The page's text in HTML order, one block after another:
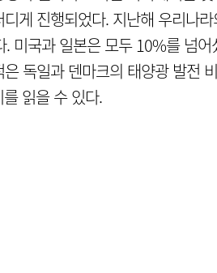
게 진행되었다. 지난해 우리나
미국과 일본은 모두 10%를 넘
독일과 덴마크의 태양광 발전
읽을 수 있다.